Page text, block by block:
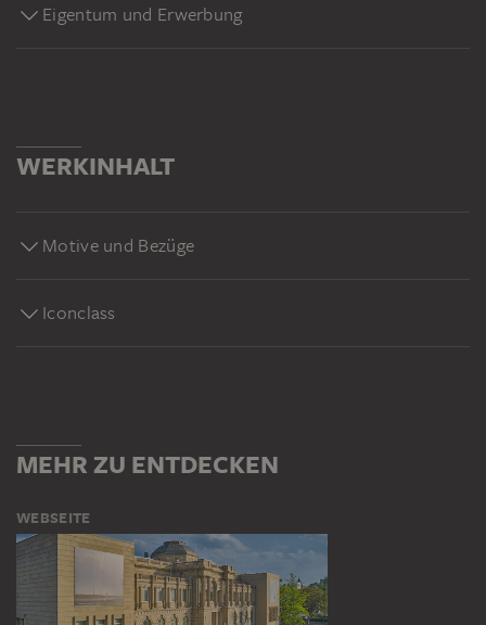
Eigentum und Erwerbung
WERKINHALT
Motive und Bezüge
Iconclass
MEHR ZU ENTDECKEN
WEBSEITE